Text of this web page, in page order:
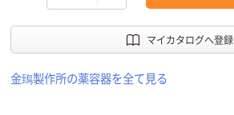
マイカタログへ登録
金鵄製作所の薬容器を全て見る